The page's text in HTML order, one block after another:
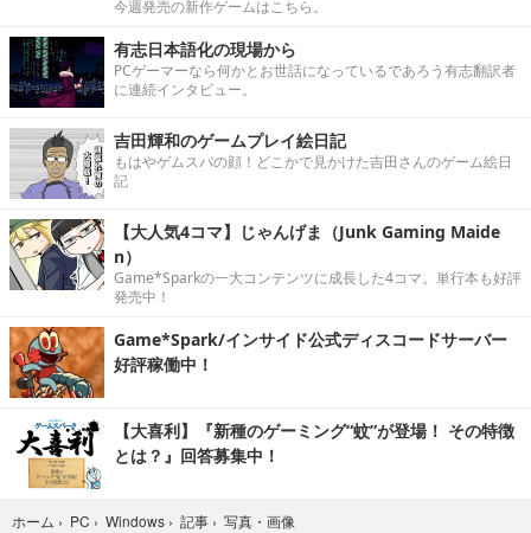
今週発売の新作ゲームはこちら。
有志日本語化の現場から
PCゲーマーなら何かとお世話になっているであろう有志翻訳者
に連続インタビュー。
吉田輝和のゲームプレイ絵日記
もはやゲムスパの顔！どこかで見かけた吉田さんのゲーム絵日
記
【大人気4コマ】じゃんげま（Junk Gaming Maide
n）
Game*Sparkの一大コンテンツに成長した4コマ。単行本も好評
発売中！
Game*Spark/インサイド公式ディスコードサーバー
好評稼働中！
【大喜利】『新種のゲーミング“蚊”が登場！ その特徴
とは？』回答募集中！
ホーム › PC › Windows › 記事 › 写真・画像